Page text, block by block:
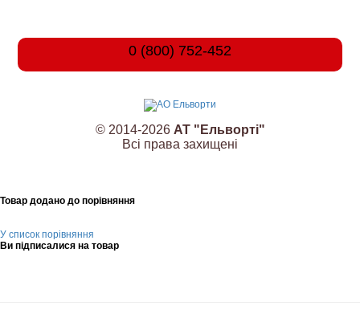
0 (800) 752-452
© 2014-2026 АТ "Ельворті"
Всі права захищені
Товар додано до порівняння
У список порівняння
Ви підписалися на товар